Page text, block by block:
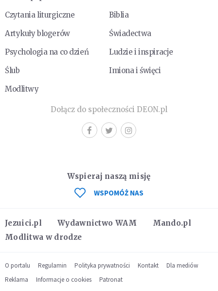
Czytania liturgiczne
Biblia
Artykuły blogerów
Świadectwa
Psychologia na co dzień
Ludzie i inspiracje
Ślub
Imiona i święci
Modlitwy
Dołącz do społeczności DEON.pl
Jezuici.pl Wydawnictwo WAM
Mando.pl
Modlitwa w drodze
Wspieraj naszą misję
WSPOMÓŻ NAS
O portalu Regulamin Polityka prywatności Kontakt
Dla mediów
Reklama
Informacje o cookies Patronat